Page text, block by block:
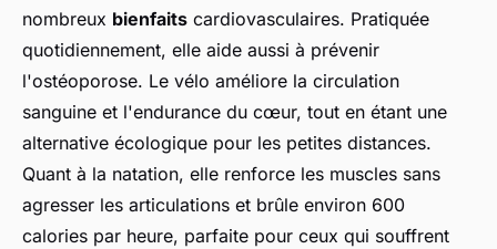
nombreux bienfaits cardiovasculaires. Pratiquée
quotidiennement, elle aide aussi à prévenir
l'ostéoporose. Le vélo améliore la circulation
sanguine et l'endurance du cœur, tout en étant une
alternative écologique pour les petites distances.
Quant à la natation, elle renforce les muscles sans
agresser les articulations et brûle environ 600
calories par heure, parfaite pour ceux qui souffrent